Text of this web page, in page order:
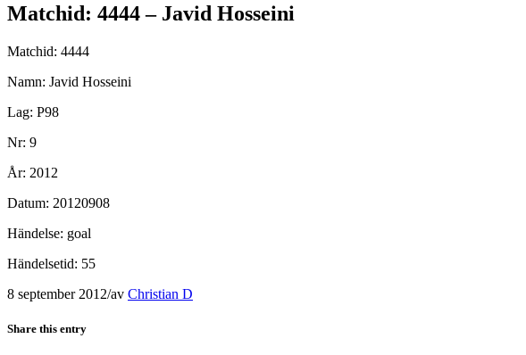
Matchid: 4444 – Javid Hosseini
Matchid: 4444
Namn: Javid Hosseini
Lag: P98
Nr: 9
År: 2012
Datum: 20120908
Händelse: goal
Händelsetid: 55
8 september 2012/av Christian D
Share this entry